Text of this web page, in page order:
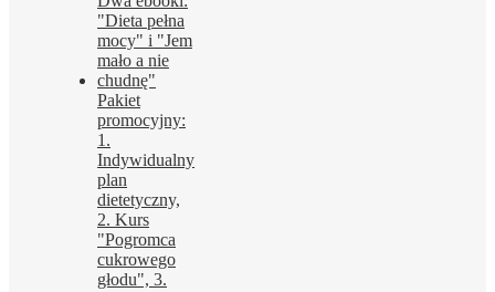
Pakiet
promocyjny:
1.
Indywidualny
plan
dietetyczny,
2. Kurs
"Pogromca
cukrowego
głodu", 3.